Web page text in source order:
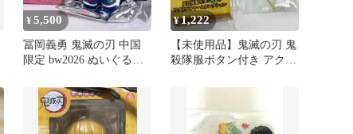
¥5,500
冨岡義勇 鬼滅の刃 中国
限定 bw2026 ぬいぐるみ
¥1,222
【未使用品】鬼滅の刃 鬼
殺隊服ボタン付き アクリ
我妻善逸